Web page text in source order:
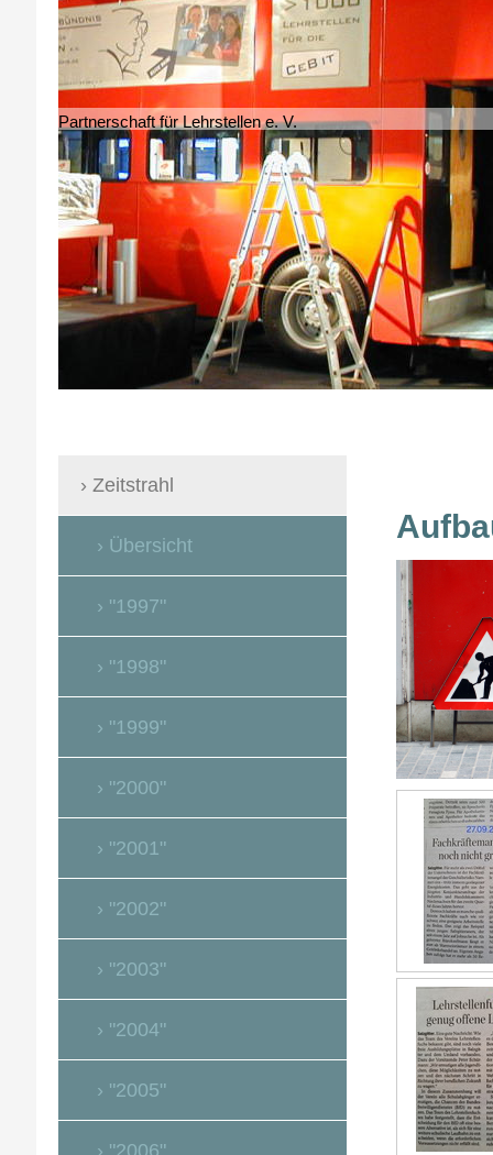
Partnerschaft für Lehrstellen e. V.
Zeitstrahl
Übersicht
"1997"
"1998"
"1999"
"2000"
"2001"
"2002"
"2003"
"2004"
"2005"